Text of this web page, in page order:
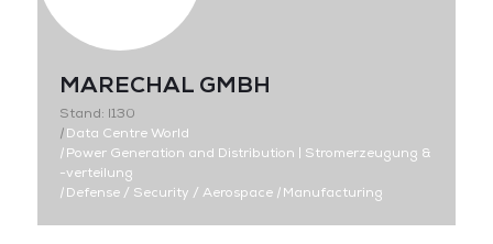
MARECHAL GMBH
Stand: I130
|Data Centre World
|Power Generation and Distribution | Stromerzeugung &
-verteilung
|Defense / Security / Aerospace |Manufacturing